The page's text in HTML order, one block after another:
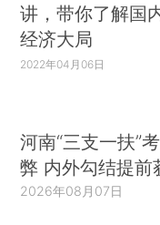
讲，带你了解国
经济大局
2022年04月06日
河南“三支一扶”
弊 内外勾结提前
2026年08月07日